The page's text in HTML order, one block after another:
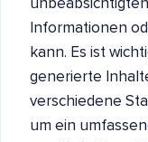
Informationen
kann. Es ist
generierte
verschiedene
um ein